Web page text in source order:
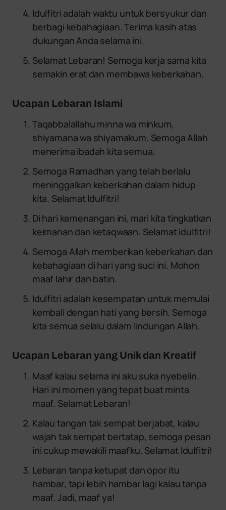
Idulfitri adalah waktu untuk bersyukur dan
berbagi kebahagiaan. Terima kasih atas
dukungan Anda selama ini.
Selamat Lebaran! Semoga kerja sama kita
semakin erat dan membawa keberkahan.
Ucapan Lebaran Islami
Taqabbalallahu minna wa minkum,
shiyamana wa shiyamakum. Semoga Allah
menerima ibadah kita semua.
Semoga Ramadhan yang telah berlalu
meninggalkan keberkahan dalam hidup
kita. Selamat Idulfitri!
Di hari kemenangan ini, mari kita tingkatkan
keimanan dan ketaqwaan. Selamat Idulfitri!
Semoga Allah memberikan keberkahan dan
kebahagiaan di hari yang suci ini. Mohon
maaf lahir dan batin.
Idulfitri adalah kesempatan untuk memulai
kembali dengan hati yang bersih. Semoga
kita semua selalu dalam lindungan Allah.
Ucapan Lebaran yang Unik dan Kreatif
Maaf kalau selama ini aku suka nyebelin.
Hari ini momen yang tepat buat minta
maaf. Selamat Lebaran!
Kalau tangan tak sempat berjabat, kalau
wajah tak sempat bertatap, semoga pesan
ini cukup mewakili maafku. Selamat Idulfitri!
Lebaran tanpa ketupat dan opor itu
hambar, tapi lebih hambar lagi kalau tanpa
maaf. Jadi, maaf ya!